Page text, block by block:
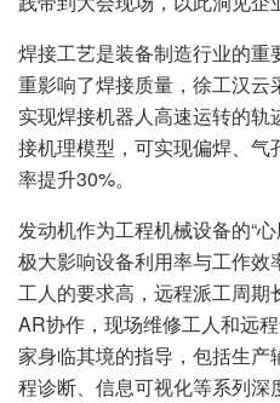
焊接工艺是装备制造行业的
重影响了焊接质量，徐工汉
实现焊接机器人高速运转的
接机理模型，可实现偏焊、
率提升30%。
发动机作为工程机械设备的“
极大影响设备利用率与工作
工人的要求高，远程派工周期
AR协作，现场维修工人和远
家身临其境的指导，包括生
程诊断、信息可视化等系列